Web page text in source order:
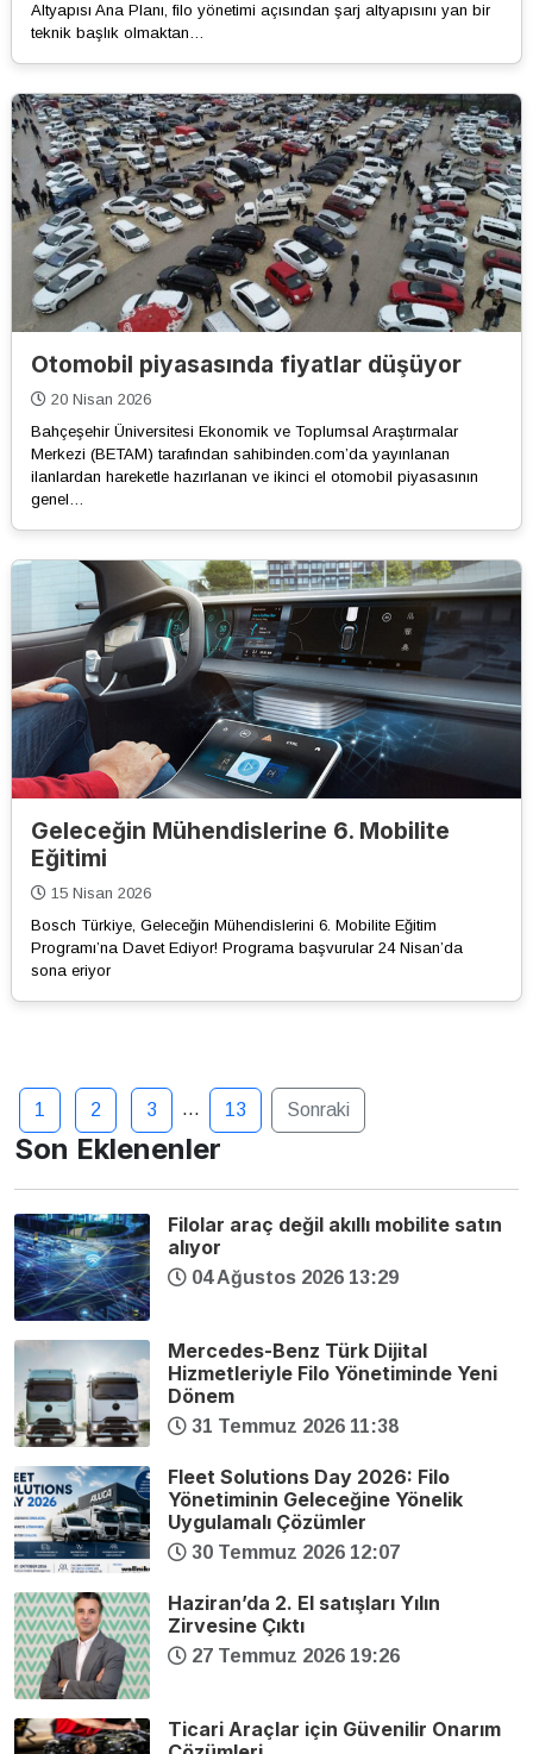
Altyapısı Ana Planı, filo yönetimi açısından şarj altyapısını yan bir
teknik başlık olmaktan…
Otomobil piyasasında fiyatlar düşüyor
20 Nisan 2026
Bahçeşehir Üniversitesi Ekonomik ve Toplumsal Araştırmalar
Merkezi (BETAM) tarafından sahibinden.com’da yayınlanan
ilanlardan hareketle hazırlanan ve ikinci el otomobil piyasasının
genel…
Geleceğin Mühendislerine 6. Mobilite
Eğitimi
15 Nisan 2026
Bosch Türkiye, Geleceğin Mühendislerini 6. Mobilite Eğitim
Programı’na Davet Ediyor! Programa başvurular 24 Nisan’da
sona eriyor
1 2 3 … 13 Sonraki
Son Eklenenler
Filolar araç değil akıllı mobilite satın
alıyor
04 Ağustos 2026 13:29
Mercedes-Benz Türk Dijital
Hizmetleriyle Filo Yönetiminde Yeni
Dönem
31 Temmuz 2026 11:38
Fleet Solutions Day 2026: Filo
Yönetiminin Geleceğine Yönelik
Uygulamalı Çözümler
30 Temmuz 2026 12:07
Haziran’da 2. El satışları Yılın
Zirvesine Çıktı
27 Temmuz 2026 19:26
Ticari Araçlar için Güvenilir Onarım